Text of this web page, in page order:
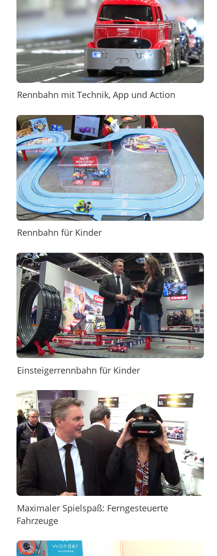
Rennbahn mit Technik, App und Action
Rennbahn für Kinder
Einsteigerrennbahn für Kinder
Maximaler Spielspaß: Ferngesteuerte
Fahrzeuge